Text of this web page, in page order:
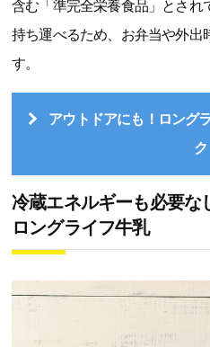
含む「準完全栄養食品」とされ
持ち運べるため、お弁当や外出
す。
アウトドアにも！ロング
ク
冷蔵エネルギーも必要な
ロングライフ牛乳